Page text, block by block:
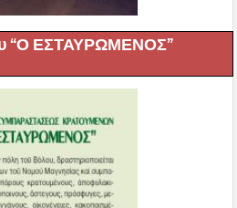
“Ο ΕΣΤΑΥΡΩΜΕΝΟΣ”